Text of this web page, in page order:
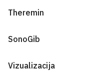
Theremin
SonoGib
Vizualizacija